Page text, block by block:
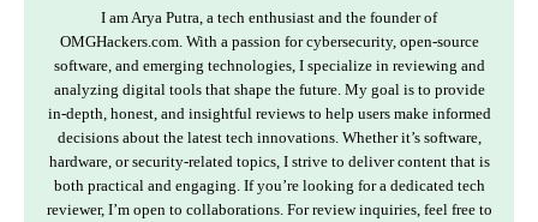
I am Arya Putra, a tech enthusiast and the founder of
OMGHackers.com. With a passion for cybersecurity, open-source
software, and emerging technologies, I specialize in reviewing and
analyzing digital tools that shape the future. My goal is to provide
in-depth, honest, and insightful reviews to help users make informed
decisions about the latest tech innovations. Whether it’s software,
hardware, or security-related topics, I strive to deliver content that is
both practical and engaging. If you’re looking for a dedicated tech
reviewer, I’m open to collaborations. For review inquiries, feel free to